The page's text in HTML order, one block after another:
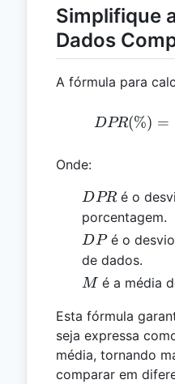
Simplifique
Dados
A fórmula para
DPR(%) =
Onde:
DPR
DPRé o
porcentagem.
DP
DPé o
de dados.
M
M é a média
Esta fórmula
seja expressa
média, tornando
comparar em